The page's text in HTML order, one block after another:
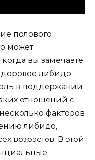
полового
может
вы замечаете
либидо
в поддержании
отношений с
факторов
либидо,
возрастов. В этой